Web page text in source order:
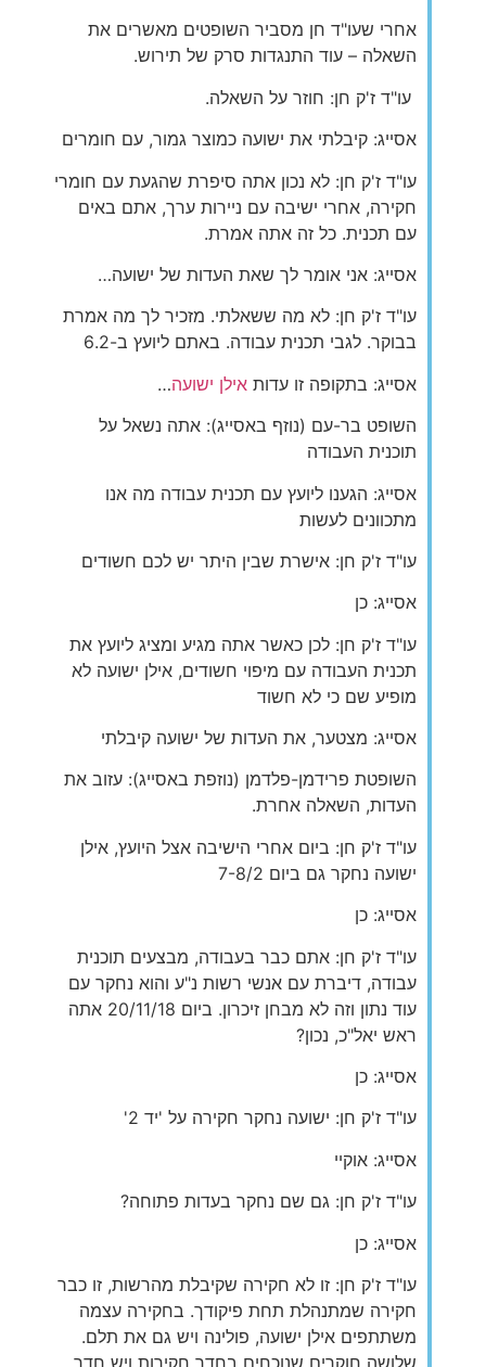
אחרי שעו"ד חן מסביר השופטים מאשרים את
השאלה – עוד התנגדות סרק של תירוש.
עו"ד ז'ק חן: חוזר על השאלה.
אסייג: קיבלתי את ישועה כמוצר גמור, עם חומרים
עו"ד ז'ק חן: לא נכון אתה סיפרת שהגעת עם חומרי
חקירה, אחרי ישיבה עם ניירות ערך, אתם באים
עם תכנית. כל זה אתה אמרת.
אסייג: אני אומר לך שאת העדות של ישועה…
עו"ד ז'ק חן: לא מה ששאלתי. מזכיר לך מה אמרת
בבוקר. לגבי תכנית עבודה. באתם ליועץ ב-6.2
אסייג: בתקופה זו עדות אילן ישועה…
השופט בר-עם (נוזף באסייג): אתה נשאל על
תוכנית העבודה
אסייג: הגענו ליועץ עם תכנית עבודה מה אנו
מתכוונים לעשות
עו"ד ז'ק חן: אישרת שבין היתר יש לכם חשודים
אסייג: כן
עו"ד ז'ק חן: לכן כאשר אתה מגיע ומציג ליועץ את
תכנית העבודה עם מיפוי חשודים, אילן ישועה לא
מופיע שם כי לא חשוד
אסייג: מצטער, את העדות של ישועה קיבלתי
השופטת פרידמן-פלדמן (נוזפת באסייג): עזוב את
העדות, השאלה אחרת.
עו"ד ז'ק חן: ביום אחרי הישיבה אצל היועץ, אילן
ישועה נחקר גם ביום 7-8/2
אסייג: כן
עו"ד ז'ק חן: אתם כבר בעבודה, מבצעים תוכנית
עבודה, דיברת עם אנשי רשות נ"ע והוא נחקר עם
עוד נתון וזה לא מבחן זיכרון. ביום 20/11/18 אתה
ראש יאל"כ, נכון?
אסייג: כן
עו"ד ז'ק חן: ישועה נחקר חקירה על 'יד 2'
אסייג: אוקיי
עו"ד ז'ק חן: גם שם נחקר בעדות פתוחה?
אסייג: כן
עו"ד ז'ק חן: זו לא חקירה שקיבלת מהרשות, זו כבר
חקירה שמתנהלת תחת פיקודך. בחקירה עצמה
משתתפים אילן ישועה, פולינה ויש גם את תלם.
שלושה חוקרים שנוכחים בחדר חקירות ויש חדר